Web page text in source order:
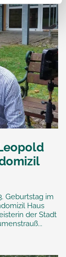
Geburtstag im
Haus
der Stadt